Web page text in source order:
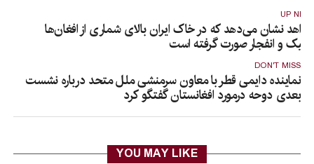
UP
نشان می‌دهد که در خاک ایران بالای شماری از افغان‌ها
و انفجار صورت گرفته است
DON'T MISS
نماینده دایمی قطر با معاون سرمنشی ملل متحد درباره نشست
بعدی دوحه درمورد افغانستان گفتگو کرد
YOU MAY LIKE